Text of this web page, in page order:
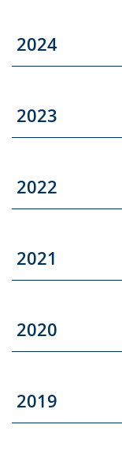
2024
2023
2022
2021
2020
2019